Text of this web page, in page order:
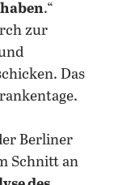
.“
zur
Das
Berliner
Schnitt an